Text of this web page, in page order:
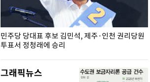
민주당 당대표 후보 김민석, 제주·인천 권리당원
투표서 정청래에 승리
그래픽뉴스